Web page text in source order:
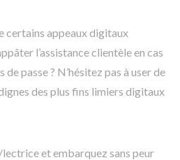
certains appeaux digitaux
l’assistance clientèle en cas
de passe ? N’hésitez pas à user de
des plus fins limiers digitaux
et embarquez sans peur